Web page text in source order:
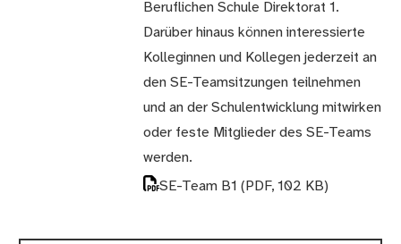
Beruflichen Schule Direktorat 1.
Darüber hinaus können interessierte
Kolleginnen und Kollegen jederzeit an
den SE-Teamsitzungen teilnehmen
und an der Schulentwicklung mitwirken
oder feste Mitglieder des SE-Teams
werden.
SE-Team B1(PDF, 102 KB)